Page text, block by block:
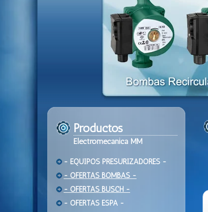
Productos
Electromecanica MM
- EQUIPOS PRESURIZADORES -
- OFERTAS BOMBAS -
- OFERTAS BUSCH -
- OFERTAS ESPA -